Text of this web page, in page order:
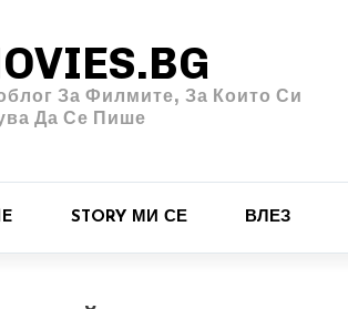
За Филмите, За Които Си
Да Се Пише
STORY МИ СЕ ВЛЕЗ